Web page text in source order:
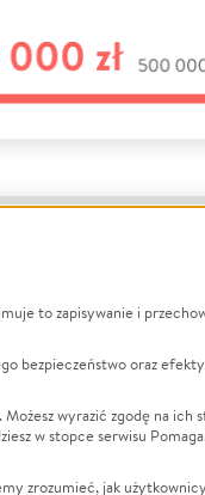
Zbieraj na
Leczenie
Zwierzęta
Pożar
to zapisywanie i
bezpieczeństwo oraz
wyrazić zgodę na ich
w stopce serwisu
zrozumieć, jak